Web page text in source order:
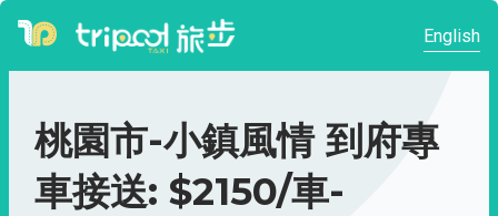
English
桃園市-小鎮風情 到府專
車接送: $2150/車-